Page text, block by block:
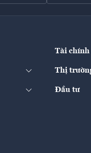
Tài chính
Thị
Đầu tư